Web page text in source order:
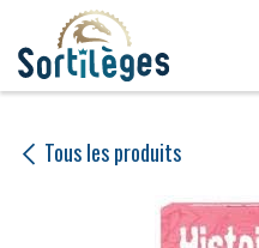
Se rendre au contenu
Tous les produits